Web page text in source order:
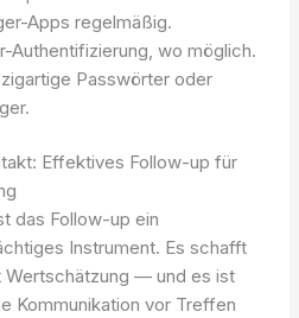
Apps regelmäßig.
Authentifizierung, wo möglich.
Passwörter oder
Effektives Follow-up für
das Follow-up ein
Instrument. Es schafft
Wertschätzung — und es ist
Kommunikation vor Treffen